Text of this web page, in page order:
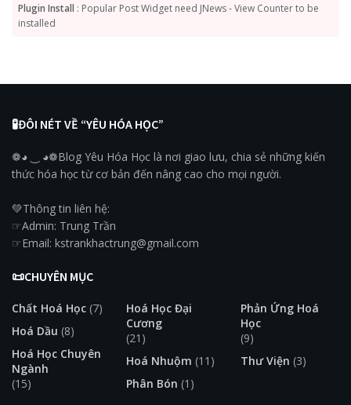
Plugin Install : Popular Post Widget need JNews - View Counter to be
installed
🧪ĐÔI NÉT VỀ “YÊU HÓA HỌC”
❁◕ ‿ ◕❁Blog Yêu Hóa Học là nơi giao lưu, chia sẻ những kiến
thức hóa học từ cơ bản đến nâng cao cho mọi người.
💚Thông tin liên hệ:
☞Admin: Trung Trần
☞Email: kstrankhactrung@gmail.com
📜CHUYÊN MỤC
Chất Hoá Học (7)
Hoá Dầu (8)
Hoá Học Chuyên
Ngành
(15)
Hoá Học Đại
Cương
(21)
Hoá Nhuộm (11)
Phân Bón (1)
Phản Ứng Hoá
Học
(9)
Thư Viện (3)